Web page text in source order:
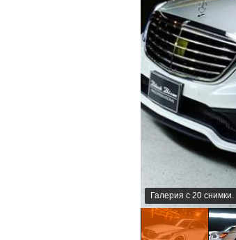
Галерия с 20 снимки.